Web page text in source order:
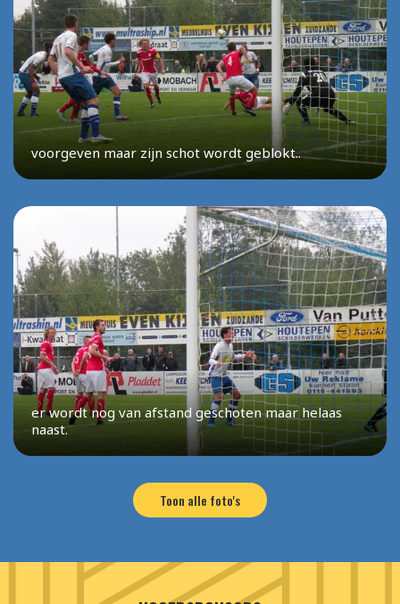
voorgeven maar zijn schot wordt geblokt..
er wordt nog van afstand geschoten maar helaas
naast.
Toon alle foto's